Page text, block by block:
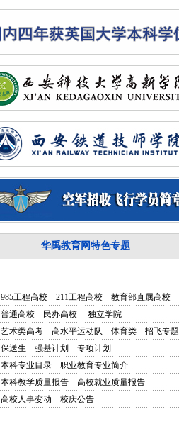
华禹教育网特色专题
985工程高校 211工程高校
教育部直属高校
普通高校 民办高校
独立学院
艺术类高考 高水平运动队 体育类
招飞专题
保送生 强基计划
专项计划
本科专业目录
职业教育专业简介
本科教学质量报告
高校就业质量报告
高校人事变动 校庆公告